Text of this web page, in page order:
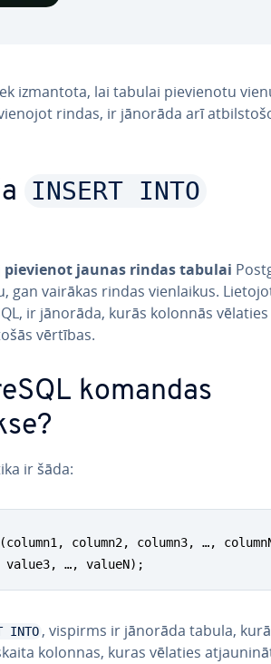
izmantota, lai tabulai pie­vie­no­tu
rindas, ir jānorāda arī
INSERT INTO
pievienot jaunas rindas tabulai
gan vairākas rindas vien­lai­kus.
ir jānorāda, kurās kolonnās vēlaties
vērtības.
komandas
ir šāda:
(column1, column2, column3, …,
value3, …, valueN);
INTO , vispirms ir jānorāda tabula,
kolonnas, kuras vēlaties